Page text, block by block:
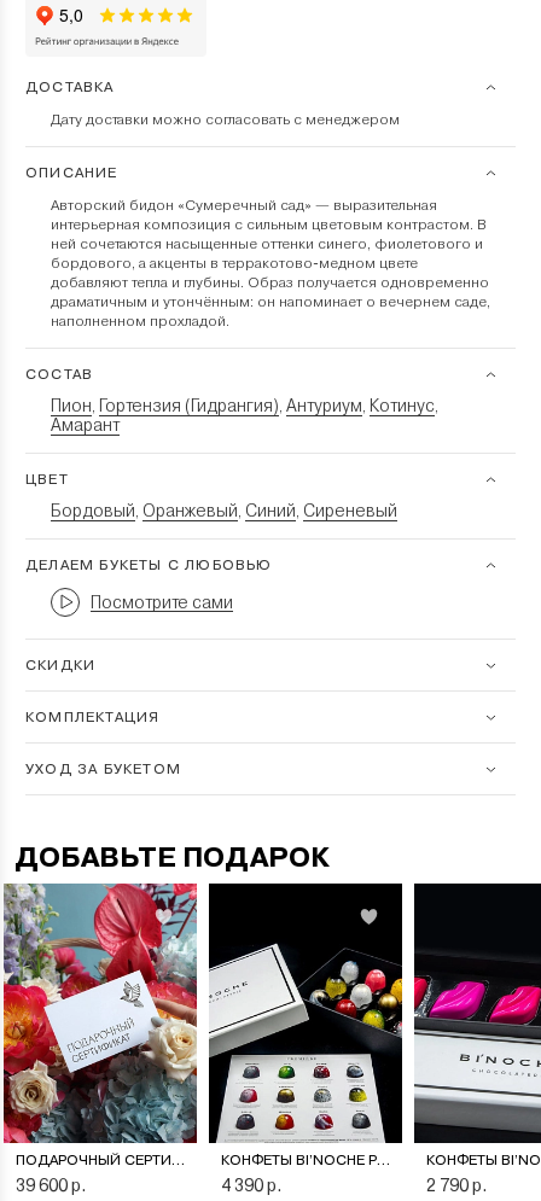
ДОСТАВКА
Дату доставки можно согласовать с менеджером
ОПИСАНИЕ
Авторский бидон «Сумеречный сад» — выразительная
интерьерная композиция с сильным цветовым контрастом. В
ней сочетаются насыщенные оттенки синего, фиолетового и
бордового, а акценты в терракотово-медном цвете
добавляют тепла и глубины. Образ получается одновременно
драматичным и утончённым: он напоминает о вечернем саде,
наполненном прохладой.
СОСТАВ
Пион, Гортензия (Гидрангия), Антуриум, Котинус,
Амарант
ЦВЕТ
Бордовый, Оранжевый, Синий, Сиреневый
ДЕЛАЕМ БУКЕТЫ С ЛЮБОВЬЮ
Посмотрите сами
СКИДКИ
КОМПЛЕКТАЦИЯ
УХОД ЗА БУКЕТОМ
ДОБАВЬТЕ ПОДАРОК
ПОДАРОЧНЫЙ СЕРТИФИКАТ НА ЦВЕТОЧНУЮ ПОДПИСКУ
39 600 р.
КОНФЕТЫ BI’NOCHE PREMIERE
4 390 р. 2 790 р.